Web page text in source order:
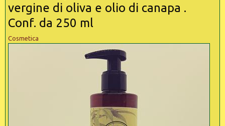
vergine di oliva e olio di canapa .
Conf. da 250 ml
Cosmetica